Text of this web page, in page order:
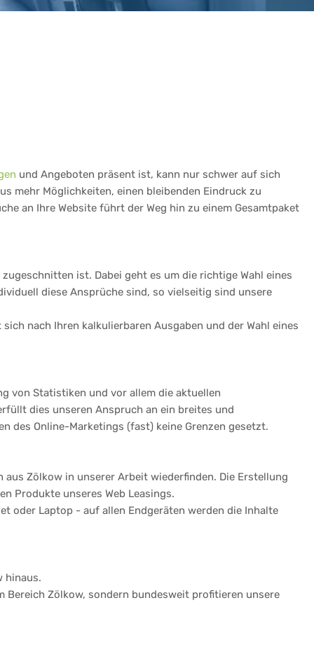
und Angeboten präsent ist, kann nur schwer auf sich
mehr Möglichkeiten, einen bleibenden Eindruck zu
an Ihre Website führt der Weg hin zu einem Gesamtpaket
ist. Dabei geht es um die richtige Wahl eines
diese Ansprüche sind, so vielseitig sind unsere
nach Ihren kalkulierbaren Ausgaben und der Wahl eines
von Statistiken und vor allem die aktuellen
dies unseren Anspruch an ein breites und
des Online-Marketings (fast) keine Grenzen gesetzt.
Zölkow in unserer Arbeit wiederfinden. Die Erstellung
Produkte unseres Web Leasings.
oder Laptop - auf allen Endgeräten werden die Inhalte
hinaus.
Zölkow, sondern bundesweit profitieren unsere